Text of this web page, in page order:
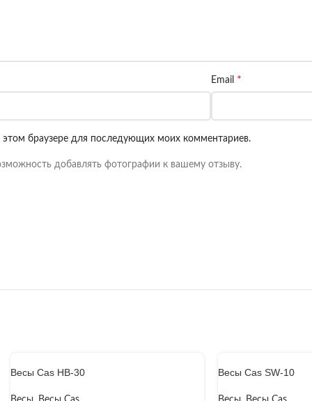
Email *
браузере для последующих моих комментариев.
добавлять фотографии к вашему отзыву.
Весы Cas HB-30 Весы Cas SW-10